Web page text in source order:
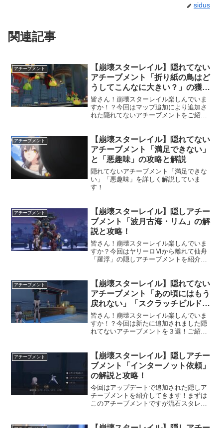
sidus
関連記事
アチーブメント
【崩壊スターレイル】隠れてない
アチーブメント「折り紙の鳥はど
うしてこんなに大きい？」の獲得
方法！
皆さん！崩壊スターレイル楽しんでいま
すか！？今回はマップ追加により追加さ
れた隠れてないアチーブメントをご紹介
です！ (adsbygoogle = window.adsb...
アチーブメント
【崩壊スターレイル】隠れてない
アチーブメント「満足できない」
と「悪趣味」の攻略と解説
隠れてないアチーブメント「満足できな
い」「悪趣味」を詳しく解説していま
す！
アチーブメント
【崩壊スターレイル】隠しアチー
ブメント「波月古海・リム」の解
説と攻略！
皆さん！崩壊スターレイル楽しんでいま
すか？今回はヤリーロⅥから離れて仙舟
「羅浮」の隠しアチーブメントを紹介し
楽しんでいきましょう！
アチーブメント
【崩壊スターレイル】隠れてない
アチーブメント「あの頃にはもう
戻れない」「スクラッチビルド」
「交易できる崇高な対象」の解説
皆さん！崩壊スターレイル楽しんでいま
すか！？今回は新たに追加されました隠
れてないアチーブメントを３選！ご紹介
かかっております。まずはこちらから攻
略していってください！本...
アチーブメント
【崩壊スターレイル】隠しアチー
ブメント「インターノット依頼」
の解説と攻略！
今回はアップデートで追加された隠しア
チーブメントを紹介してきます！まずは
このアチーブメントですが流石スタレ運